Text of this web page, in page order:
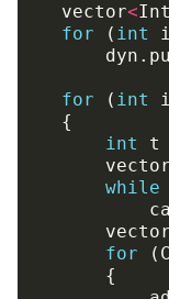
vector<
for
( int i
dyn .
for ( int i
{
int
t
vector
while
vector
for
(
{